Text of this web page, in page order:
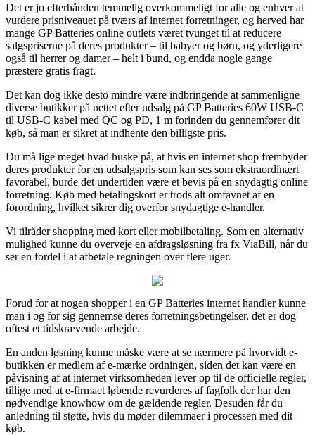
Det er jo efterhånden temmelig overkommeligt for alle og enhver at
vurdere prisniveauet på tværs af internet forretninger, og herved har
mange GP Batteries online outlets været tvunget til at reducere
salgspriserne på deres produkter – til babyer og børn, og yderligere
også til herrer og damer – helt i bund, og endda nogle gange
præstere gratis fragt.
Det kan dog ikke desto mindre være indbringende at sammenligne
diverse butikker på nettet efter udsalg på GP Batteries 60W USB-C
til USB-C kabel med QC og PD, 1 m forinden du gennemfører dit
køb, så man er sikret at indhente den billigste pris.
Du må lige meget hvad huske på, at hvis en internet shop frembyder
deres produkter for en udsalgspris som kan ses som ekstraordinært
favorabel, burde det undertiden være et bevis på en snydagtig online
forretning. Køb med betalingskort er trods alt omfavnet af en
forordning, hvilket sikrer dig overfor snydagtige e-handler.
Vi tilråder shopping med kort eller mobilbetaling. Som en alternativ
mulighed kunne du overveje en afdragsløsning fra fx ViaBill, når du
ser en fordel i at afbetale regningen over flere uger.
Forud for at nogen shopper i en GP Batteries internet handler kunne
man i og for sig gennemse deres forretningsbetingelser, det er dog
oftest et tidskrævende arbejde.
En anden løsning kunne måske være at se nærmere på hvorvidt e-
butikken er medlem af e-mærke ordningen, siden det kan være en
påvisning af at internet virksomheden lever op til de officielle regler,
tillige med at e-firmaet løbende revurderes af fagfolk der har den
nødvendige knowhow om de gældende regler. Desuden får du
anledning til støtte, hvis du møder dilemmaer i processen med dit
køb.